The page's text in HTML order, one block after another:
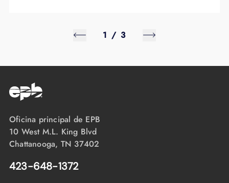
1 / 3
Oficina principal de EPB
10 West M.L. King Blvd
Chattanooga, TN 37402
423-648-1372